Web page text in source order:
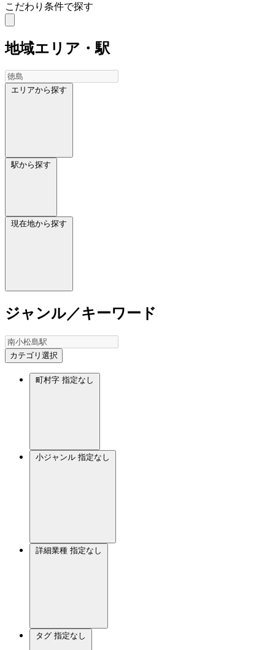
こだわり条件で探す
地域エリア・駅
エリアから探す
駅から探す
現在地から探す
ジャンル／キーワード
カテゴリ選択
町村字 指定なし
小ジャンル 指定なし
詳細業種 指定なし
タグ 指定なし